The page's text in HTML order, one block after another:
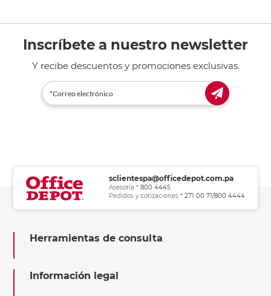
Inscríbete a nuestro newsletter
Y recibe descuentos y promociones exclusivas.
sclientespa@officedepot.com.pa
Asesoría * 800 4445
Pedidos y cotizaciones * 271 00 71/800 4444
Herramientas de consulta
Información legal